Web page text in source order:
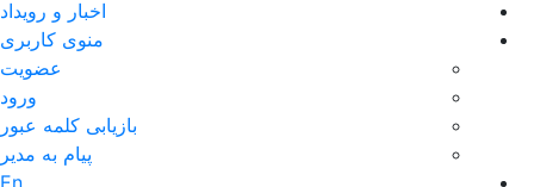
اخبار و رويداد
منوی کاربری
عضویت
بازیابی کلمه عبور
پیام به مدير